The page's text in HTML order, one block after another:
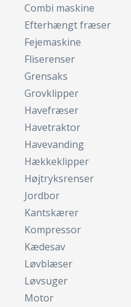
Combi maskine
Efterhængt fræser
Fejemaskine
Fliserenser
Grensaks
Grovklipper
Havefræser
Havetraktor
Havevanding
Hækkeklipper
Højtryksrenser
Jordbor
Kantskærer
Kompressor
Kædesav
Løvblæser
Løvsuger
Motor